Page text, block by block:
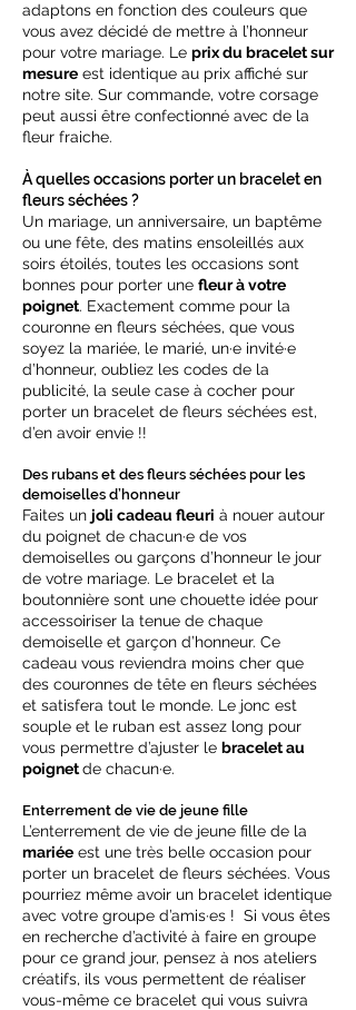
adaptons en fonction des couleurs que
vous avez décidé de mettre à l’honneur
pour votre mariage. Le prix du bracelet sur
mesure est identique au prix affiché sur
notre site. Sur commande, votre corsage
peut aussi être confectionné avec de la
fleur fraiche.
À quelles occasions porter un bracelet en
fleurs séchées ?
Un mariage, un anniversaire, un baptême
ou une fête, des matins ensoleillés aux
soirs étoilés, toutes les occasions sont
bonnes pour porter une fleur à votre
poignet. Exactement comme pour la
couronne en fleurs séchées, que vous
soyez la mariée, le marié, un·e invité·e
d’honneur, oubliez les codes de la
publicité, la seule case à cocher pour
porter un bracelet de fleurs séchées est,
d’en avoir envie !!
Des rubans et des fleurs séchées pour les
demoiselles d’honneur
Faites un joli cadeau fleuri à nouer autour
du poignet de chacun·e de vos
demoiselles ou garçons d’honneur le jour
de votre mariage. Le bracelet et la
boutonnière sont une chouette idée pour
accessoiriser la tenue de chaque
demoiselle et garçon d’honneur. Ce
cadeau vous reviendra moins cher que
des couronnes de tête en fleurs séchées
et satisfera tout le monde. Le jonc est
souple et le ruban est assez long pour
vous permettre d’ajuster le bracelet au
poignetde chacun·e.
Enterrement de vie de jeune fille
L’enterrement de vie de jeune fille de la
mariée est une très belle occasion pour
porter un bracelet de fleurs séchées. Vous
pourriez même avoir un bracelet identique
avec votre groupe d’amis·es ! Si vous êtes
en recherche d’activité à faire en groupe
pour ce grand jour, pensez à nos ateliers
créatifs, ils vous permettent de réaliser
vous-même ce bracelet qui vous suivra